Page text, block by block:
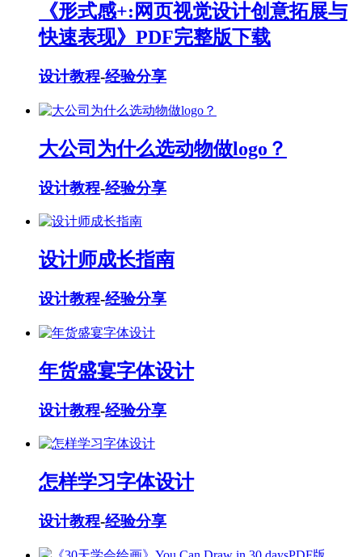
《形式感+:网页视觉设计创意拓展与
快速表现》PDF完整版下载
设计教程-经验分享
大公司为什么选动物做logo？
设计教程-经验分享
设计师成长指南
设计教程-经验分享
年货盛宴字体设计
设计教程-经验分享
怎样学习字体设计
设计教程-经验分享